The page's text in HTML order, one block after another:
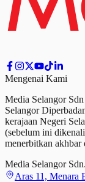
Mengenai Kami
Media Selangor
Selangor
kerajaan Negeri
(sebelum ini
menerbitkan akhbar
Media Selangor
Aras 11, Menara